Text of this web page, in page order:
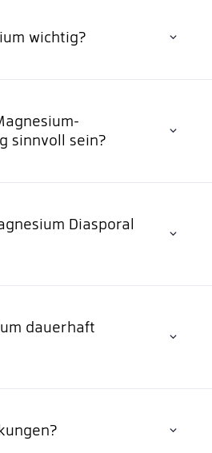
wichtig?
sinnvoll sein?
Diasporal
dauerhaft